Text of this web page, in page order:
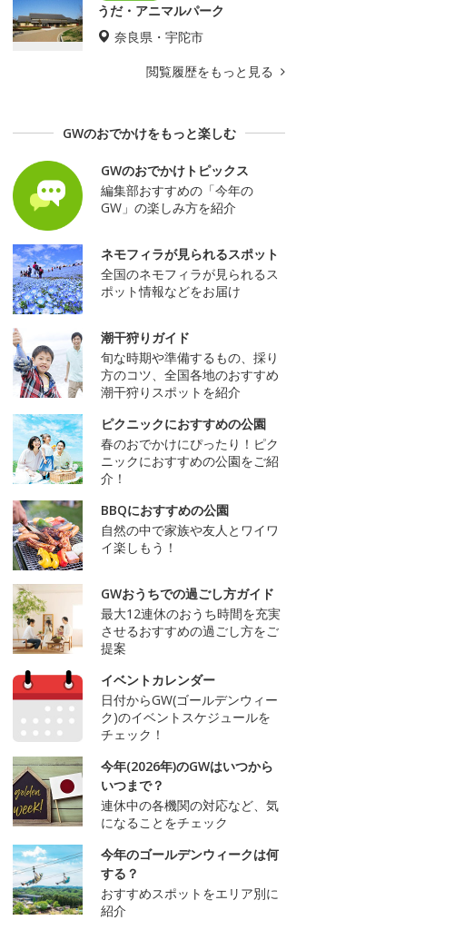
うだ・アニマルパーク
奈良県・宇陀市
閲覧履歴をもっと見る
GWのおでかけをもっと楽しむ
GWのおでかけトピックス
編集部おすすめの「今年の
GW」の楽しみ方を紹介
ネモフィラが見られるスポット
全国のネモフィラが見られるス
ポット情報などをお届け
潮干狩りガイド
旬な時期や準備するもの、採り
方のコツ、全国各地のおすすめ
潮干狩りスポットを紹介
ピクニックにおすすめの公園
春のおでかけにぴったり！ピク
ニックにおすすめの公園をご紹
介！
BBQにおすすめの公園
自然の中で家族や友人とワイワ
イ楽しもう！
GWおうちでの過ごし方ガイド
最大12連休のおうち時間を充実
させるおすすめの過ごし方をご
提案
イベントカレンダー
日付からGW(ゴールデンウィー
ク)のイベントスケジュールを
チェック！
今年(2026年)のGWはいつから
いつまで？
連休中の各機関の対応など、気
になることをチェック
今年のゴールデンウィークは何
する？
おすすめスポットをエリア別に
紹介